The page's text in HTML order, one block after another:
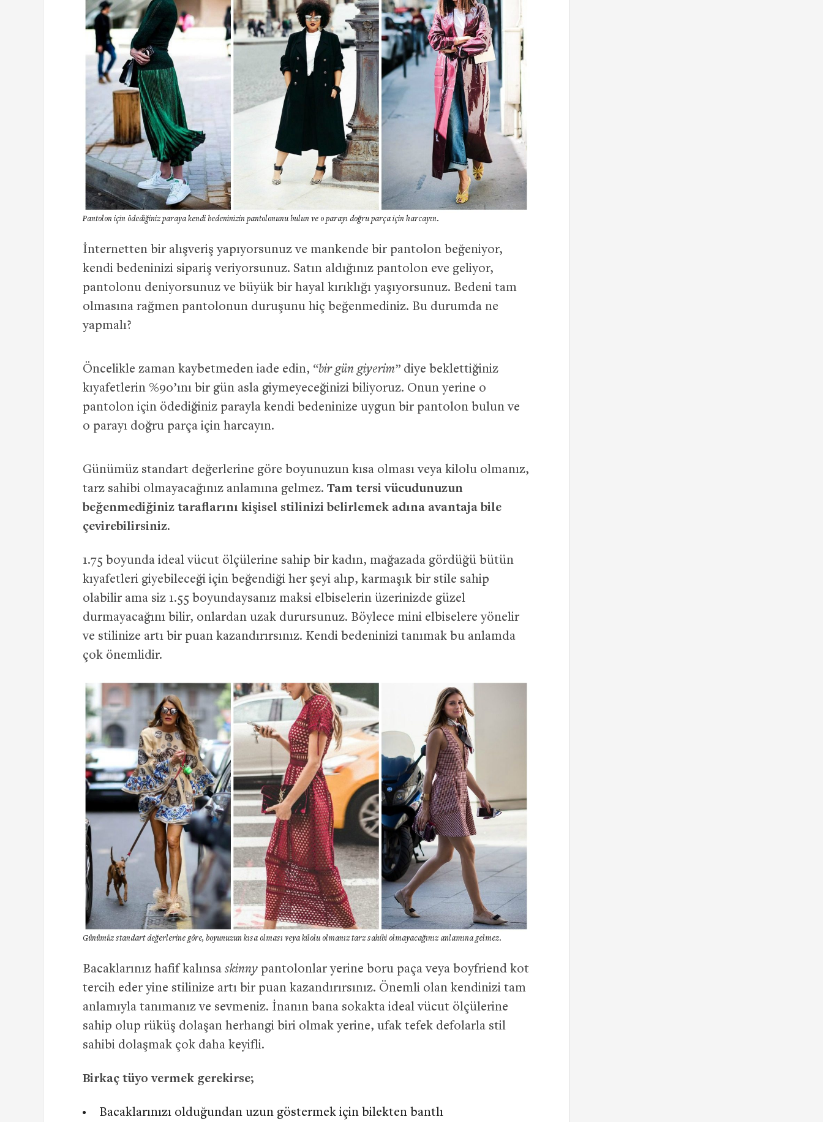
Pantolon için ödediğiniz paraya kendi bedeninizin pantolonunu bulun ve o parayı doğru parça için harcayın.
İnternetten bir alışveriş yapıyorsunuz ve mankende bir pantolon beğeniyor,
kendi bedeninizi sipariş veriyorsunuz. Satın aldığınız pantolon eve geliyor,
pantolonu deniyorsunuz ve büyük bir hayal kırıklığı yaşıyorsunuz. Bedeni tam
olmasına rağmen pantolonun duruşunu hiç beğenmediniz. Bu durumda ne
yapmalı?
Öncelikle zaman kaybetmeden iade edin, “bir gün giyerim” diye beklettiğiniz
kıyafetlerin %90’ını bir gün asla giymeyeceğinizi biliyoruz. Onun yerine o
pantolon için ödediğiniz parayla kendi bedeninize uygun bir pantolon bulun ve
o parayı doğru parça için harcayın.
Günümüz standart değerlerine göre boyunuzun kısa olması veya kilolu olmanız,
tarz sahibi olmayacağınız anlamına gelmez. Tam tersi vücudunuzun
beğenmediğiniz taraflarını kişisel stilinizi belirlemek adına avantaja bile
çevirebilirsiniz.
1.75 boyunda ideal vücut ölçülerine sahip bir kadın, mağazada gördüğü bütün
kıyafetleri giyebileceği için beğendiği her şeyi alıp, karmaşık bir stile sahip
olabilir ama siz 1.55 boyundaysanız maksi elbiselerin üzerinizde güzel
durmayacağını bilir, onlardan uzak durursunuz. Böylece mini elbiselere yönelir
ve stilinize artı bir puan kazandırırsınız. Kendi bedeninizi tanımak bu anlamda
çok önemlidir.
Günümüz standart değerlerine göre, boyunuzun kısa olması veya kilolu olmanız tarz sahibi olmayacağınız anlamına gelmez.
Bacaklarınız hafif kalınsa skinny pantolonlar yerine boru paça veya boyfriend kot
tercih eder yine stilinize artı bir puan kazandırırsınız. Önemli olan kendinizi tam
anlamıyla tanımanız ve sevmeniz. İnanın bana sokakta ideal vücut ölçülerine
sahip olup rüküş dolaşan herhangi biri olmak yerine, ufak tefek defolarla stil
sahibi dolaşmak çok daha keyifli.
Birkaç tüyo vermek gerekirse;
Bacaklarınızı olduğundan uzun göstermek için bilekten bantlı